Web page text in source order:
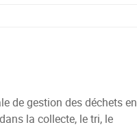
de gestion des déchets en
la collecte, le tri, le